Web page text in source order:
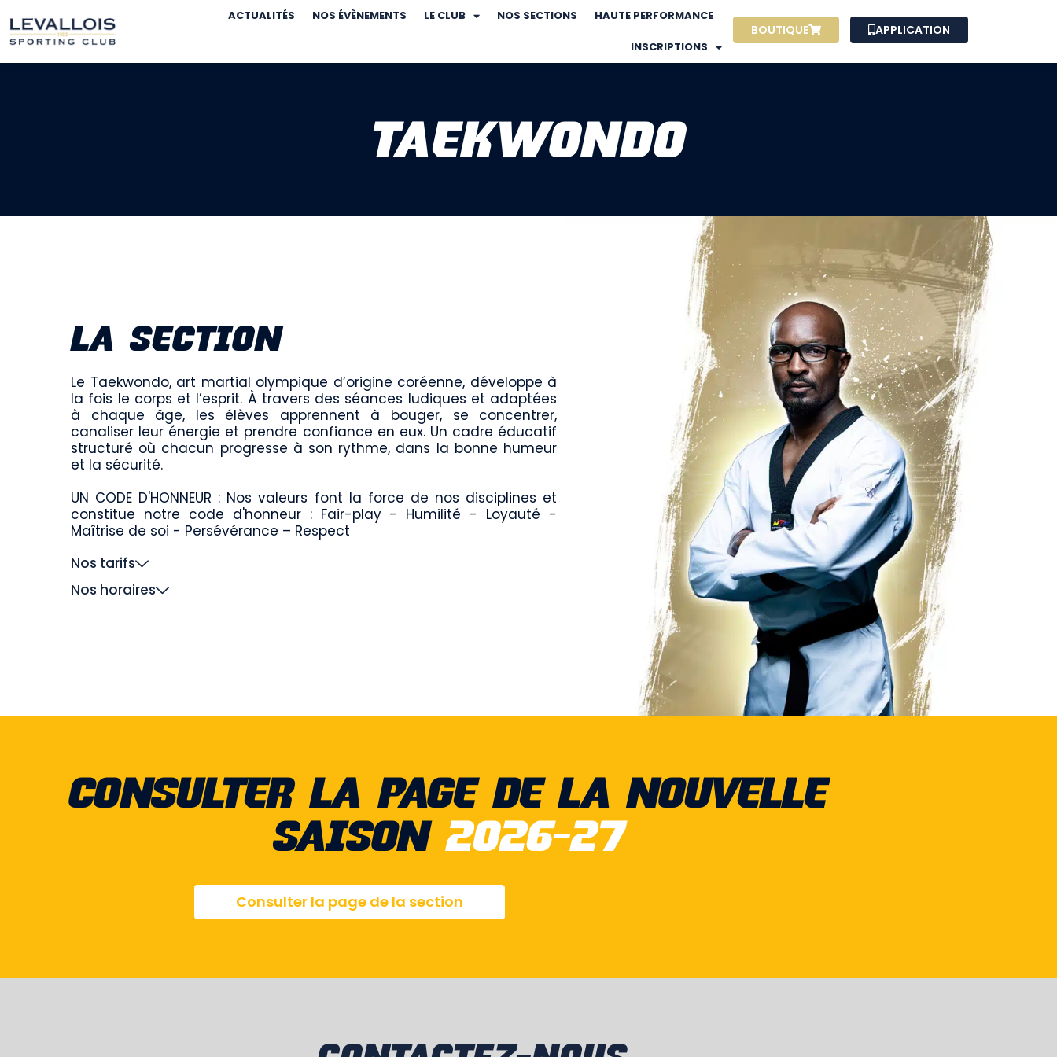
ACTUALITÉS NOS ÉVÈNEMENTS LE CLUB NOS SECTIONS HAUTE PERFORMANCE
INSCRIPTIONS
BOUTIQUE APPLICATION
TAEKWONDO
LA SECTION
Le Taekwondo, art martial olympique d’origine coréenne, développe à
la fois le corps et l’esprit. À travers des séances ludiques et adaptées
à chaque âge, les élèves apprennent à bouger, se concentrer,
canaliser leur énergie et prendre confiance en eux. Un cadre éducatif
structuré où chacun progresse à son rythme, dans la bonne humeur
et la sécurité.
UN CODE D'HONNEUR : Nos valeurs font la force de nos disciplines et
constitue notre code d'honneur : Fair-play - Humilité - Loyauté -
Maîtrise de soi - Persévérance – Respect
Nos tarifs
Nos horaires
CONSULTER LA PAGE DE LA NOUVELLE
SAISON2026-27
Consulter la page de la section